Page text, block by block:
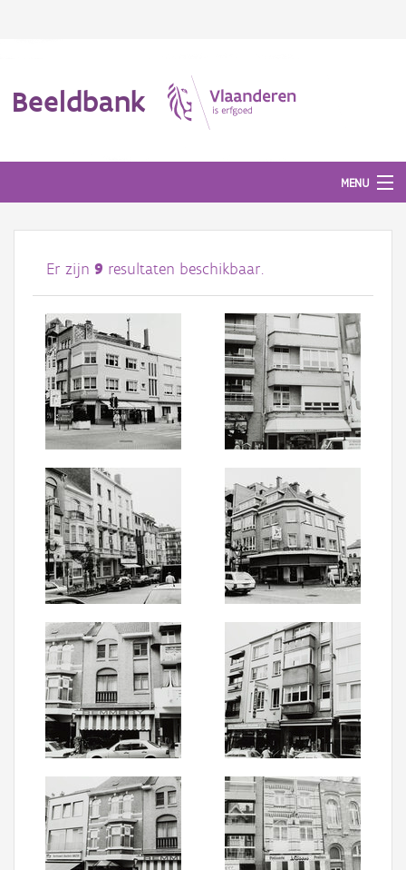
Beeldbank
MENU
Afbeeldingen
#BeeldIndeKijker
Hergebruik
Over ons
Aanmelden
Er zijn 9 resultaten beschikbaar.